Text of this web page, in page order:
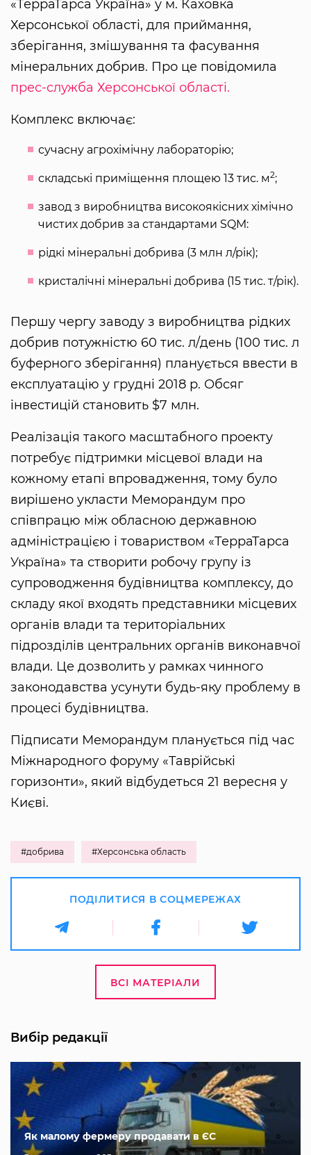
«ТерраТарса Україна» у м. Каховка
Херсонської області, для приймання,
зберігання, змішування та фасування
мінеральних добрив. Про це повідомила
прес-служба Херсонської області.
Комплекс включає:
сучасну агрохімічну лабораторію;
складські приміщення площею 13 тис. м2;
завод з виробництва високоякісних хімічно
чистих добрив за стандартами SQM:
рідкі мінеральні добрива (3 млн л/рік);
кристалічні мінеральні добрива (15 тис. т/рік).
Першу чергу заводу з виробництва рідких
добрив потужністю 60 тис. л/день (100 тис. л
буферного зберігання) планується ввести в
експлуатацію у грудні 2018 р. Обсяг
інвестицій становить $7 млн.
Реалізація такого масштабного проекту
потребує підтримки місцевої влади на
кожному етапі впровадження, тому було
вирішено укласти Меморандум про
співпрацю між обласною державною
адміністрацією і товариством «ТерраТарса
Україна» та створити робочу групу із
супроводження будівництва комплексу, до
складу якої входять представники місцевих
органів влади та територіальних
підрозділів центральних органів виконавчої
влади. Це дозволить у рамках чинного
законодавства усунути будь-яку проблему в
процесі будівництва.
Підписати Меморандум планується під час
Міжнародного форуму «Таврійські
горизонти», який відбудеться 21 вересня у
Києві.
#добрива #Херсонська область
ПОДІЛИТИСЯ В СОЦМЕРЕЖАХ
ВСІ МАТЕРІАЛИ
Вибір редакції
Як малому фермеру продавати в ЄС